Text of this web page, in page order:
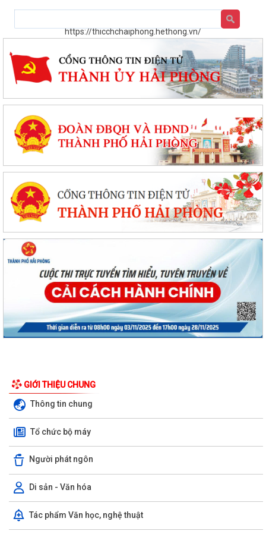
https://thicchchaiphong.hethong.vn/
GIỚI THIỆU CHUNG
Thông tin chung
Tổ chức bộ máy
Người phát ngôn
Di sản - Văn hóa
Tác phẩm Văn học, nghệ thuật
nghiệp và Môi trường Quy định về xử...